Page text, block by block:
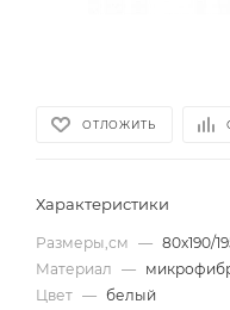
ОТЛОЖИТЬ
Характеристики
Размеры,см — 80х190/
Материал —
Цвет — белый